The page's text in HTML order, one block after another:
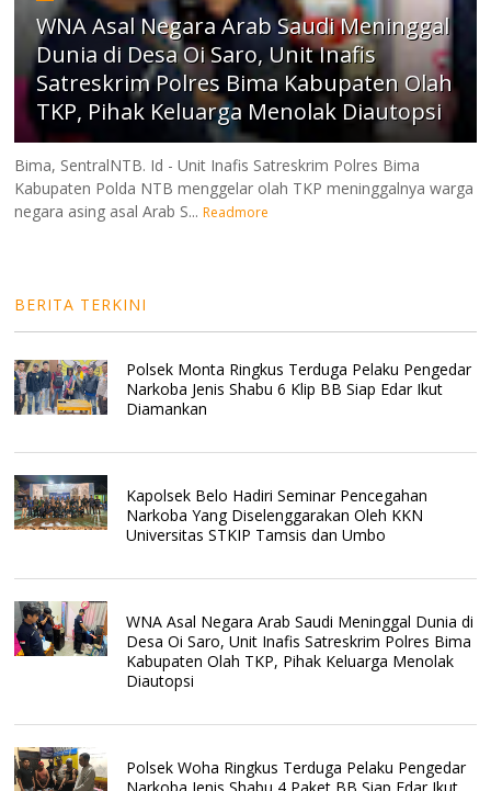
WNA Asal Negara Arab Saudi Meninggal
Dunia di Desa Oi Saro, Unit Inafis
Satreskrim Polres Bima Kabupaten Olah
TKP, Pihak Keluarga Menolak Diautopsi
Bima, SentralNTB. Id - Unit Inafis Satreskrim Polres Bima
Kabupaten Polda NTB menggelar olah TKP meninggalnya warga
negara asing asal Arab S... Readmore
BERITA TERKINI
Polsek Monta Ringkus Terduga Pelaku Pengedar
Narkoba Jenis Shabu 6 Klip BB Siap Edar Ikut
Diamankan
Kapolsek Belo Hadiri Seminar Pencegahan
Narkoba Yang Diselenggarakan Oleh KKN
Universitas STKIP Tamsis dan Umbo
WNA Asal Negara Arab Saudi Meninggal Dunia di
Desa Oi Saro, Unit Inafis Satreskrim Polres Bima
Kabupaten Olah TKP, Pihak Keluarga Menolak
Diautopsi
Polsek Woha Ringkus Terduga Pelaku Pengedar